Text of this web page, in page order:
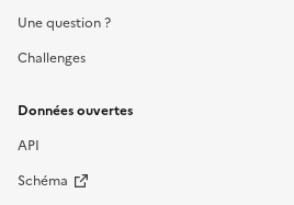
Une question ?
Challenges
Données ouvertes
API
Schéma